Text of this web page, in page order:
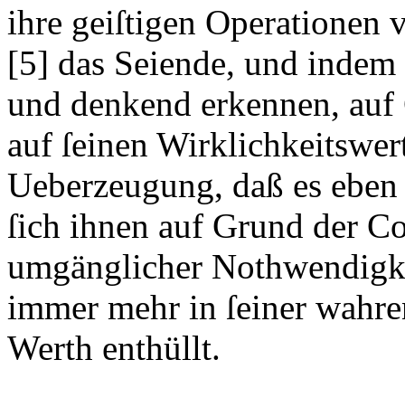
ihre geiſtigen Operationen
[5] das Seiende, und
und denkend erkennen, auf
auf ſeinen
Ueberzeugung, daß es
ſich ihnen auf Grund der
umgänglicher
immer mehr in ſeiner
Werth enthüllt.